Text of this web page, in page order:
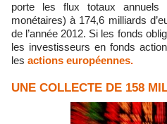
porte les flux totaux
monétaires) à 174,6 milliards
de l’année 2012. Si les fonds
les investisseurs en fonds
les actions européennes.
UNE COLLECTE DE 158